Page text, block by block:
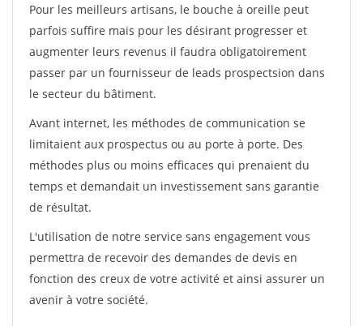
Pour les meilleurs artisans, le bouche à oreille peut
parfois suffire mais pour les désirant progresser et
augmenter leurs revenus il faudra obligatoirement
passer par un fournisseur de leads prospectsion dans
le secteur du bâtiment.
Avant internet, les méthodes de communication se
limitaient aux prospectus ou au porte à porte. Des
méthodes plus ou moins efficaces qui prenaient du
temps et demandait un investissement sans garantie
de résultat.
L'utilisation de notre service sans engagement vous
permettra de recevoir des demandes de devis en
fonction des creux de votre activité et ainsi assurer un
avenir à votre société.